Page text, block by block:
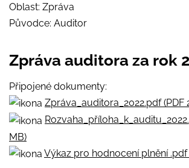
Oblast: Zpráva
Původce: Auditor
Zpráva auditora za rok
Připojené dokumenty:
Zpráva_auditora_2022.pdf (PDF
MB)
Výkaz pro hodnocení plnění .pdf